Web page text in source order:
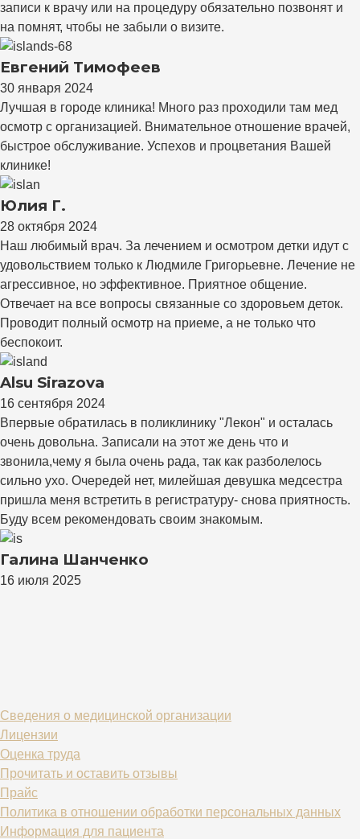
записи к врачу или на процедуру обязательно позвонят и
на помнят, чтобы не забыли о визите.
Евгений Тимофеев
30 января 2024
Лучшая в городе клиника! Много раз проходили там мед
осмотр с организацией. Внимательное отношение врачей,
быстрое обслуживание. Успехов и процветания Вашей
клинике!
Юлия Г.
28 октября 2024
Наш любимый врач. За лечением и осмотром детки идут с
удовольствием только к Людмиле Григорьевне. Лечение не
агрессивное, но эффективное. Приятное общение.
Отвечает на все вопросы связанные со здоровьем деток.
Проводит полный осмотр на приеме, а не только что
беспокоит.
Alsu Sirazova
16 сентября 2024
Впервые обратилась в поликлинику "Лекон" и осталась
очень довольна. Записали на этот же день что и
звонила,чему я была очень рада, так как разболелось
сильно ухо. Очередей нет, милейшая девушка медсестра
пришла меня встретить в регистратуру- снова приятность.
Буду всем рекомендовать своим знакомым.
Галина Шанченко
16 июля 2025
Сведения о медицинской организации
Лицензии
Оценка труда
Прочитать и оставить отзывы
Прайс
Политика в отношении обработки персональных данных
Информация для пациента